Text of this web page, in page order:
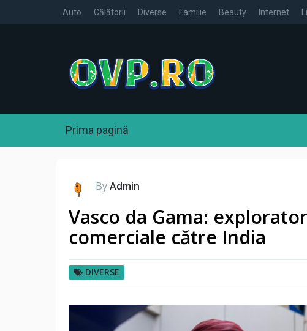
Auto Călătorii Diverse Familie Beauty Internet
Prima pagină
ByAdmin
Vasco da Gama:
comerciale către India
DIVERSE